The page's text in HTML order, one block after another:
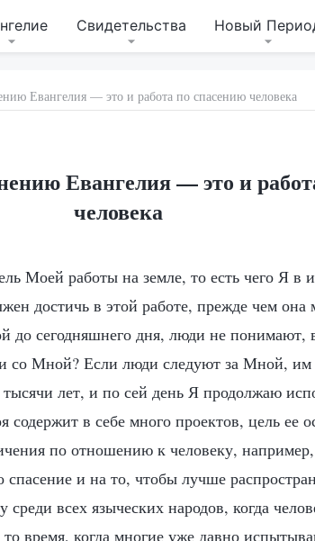
Свидетельства Новый
Евангелия — это и работа по спасению человека
Евангелия — это и
человека
Моей работы на земле, то есть чего Я в
достичь в этой работе, прежде чем она
до сегодняшнего дня, люди не понимают,
со Мной? Если люди следуют за Мной,
лет, и по сей день Я продолжаю
в себе много проектов, цель ее
по отношению к человеку,
и на то, чтобы лучше
всех языческих народов, когда
время, когда многие уже давно